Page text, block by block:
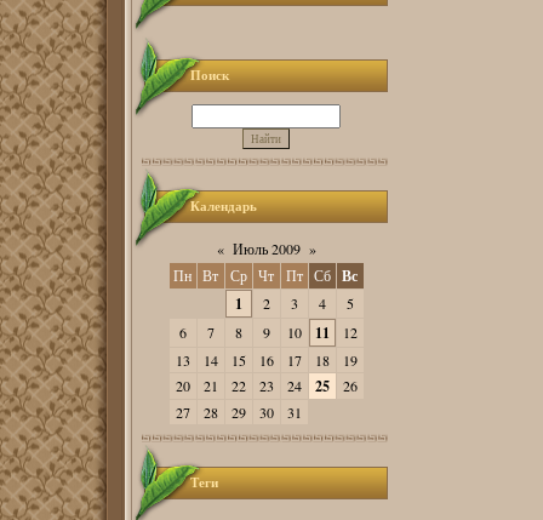
Поиск
Календарь
« Июль 2009 »
Пн Вт Ср Чт Пт Сб Вс
1
2 3 4
5
6
7 8 9 10 11
12
13
14 15 16 17 18
19
20
21 22 23 24 25
26
27
28 29 30 31
Теги